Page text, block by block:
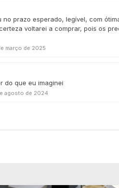
no prazo esperado, legível, com
voltarei a comprar, pois os
março de 2025
do que eu imaginei
agosto de 2024